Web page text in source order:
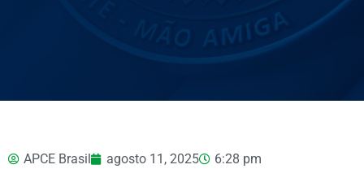
APCE Brasil agosto 11, 2025 6:28 pm